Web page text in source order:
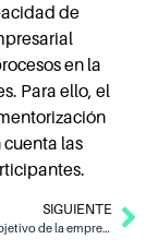
de
en la
Para ello, el
las
SIGUIENTE
Cómo definir el objetivo de la empresa y el roadmap estratégico, tema central del módulo «Estrategia Empresarial»